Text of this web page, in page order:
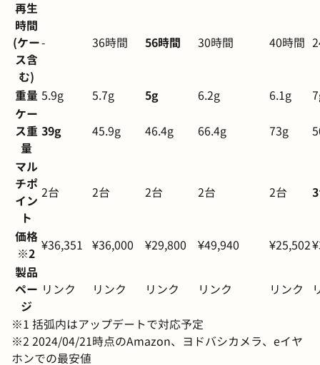
再生
時間
(ケー
ス含
む)
- 36時間 56時間 30時間 40時間
重量 5.9g 5.7g 5g 6.2g 6.1g
ケー
ス重
量
39g 45.9g 46.4g 66.4g 73g
マル
チポ
イン
ト
2台 2台 2台 2台 2台
価格
※2
¥36,351 ¥36,000 ¥29,800 ¥49,940 ¥25,502
製品
ペー
ジ
リンク リンク リンク リンク リンク
※1 括弧内はアップデートで対応予定
※2 2024/04/21時点のAmazon、ヨドバシカメラ、eイヤ
ホンでの最安値